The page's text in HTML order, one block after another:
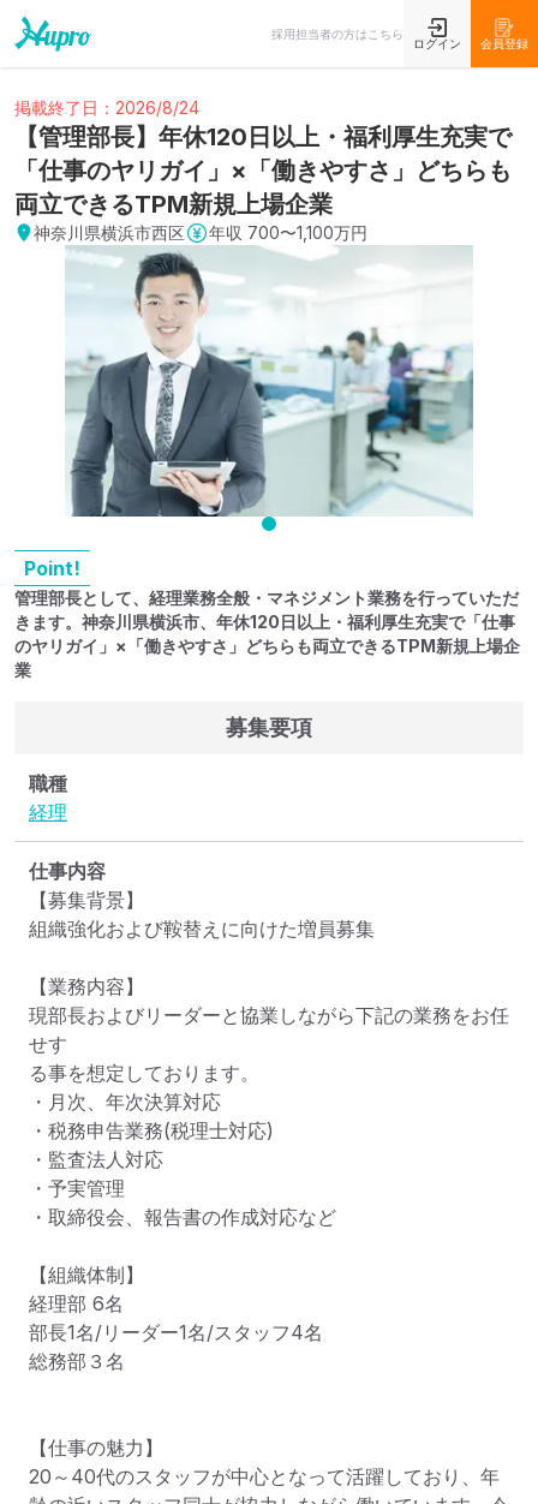
採用担当者の方はこちら
ログイン 会員登録
掲載終了日：2026/8/24
【管理部長】年休120日以上・福利厚生充実で
「仕事のヤリガイ」×「働きやすさ」どちらも
両立できるTPM新規上場企業
神奈川県横浜市西区 年収 700〜1,100万円
Point!
管理部長として、経理業務全般・マネジメント業務を行っていただ
きます。神奈川県横浜市、年休120日以上・福利厚生充実で「仕事
のヤリガイ」×「働きやすさ」どちらも両立できるTPM新規上場企
業
募集要項
職種
経理
仕事内容
【募集背景】
組織強化および鞍替えに向けた増員募集
【業務内容】
現部長およびリーダーと協業しながら下記の業務をお任
せす
る事を想定しております。
・月次、年次決算対応
・税務申告業務(税理士対応)
・監査法人対応
・予実管理
・取締役会、報告書の作成対応など
【組織体制】
経理部 6名
部長1名/リーダー1名/スタッフ4名
総務部３名
【仕事の魅力】
20～40代のスタッフが中心となって活躍しており、年